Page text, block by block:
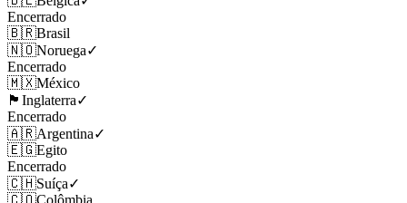
Encerrado
🇧🇷Brasil
🇳🇴Noruega✓
Encerrado
🇲🇽México
🏴󠁧󠁢󠁥󠁮󠁧󠁿 Inglaterra✓
Encerrado
🇦🇷Argentina✓
🇪🇬Egito
Encerrado
🇨🇭Suíça✓